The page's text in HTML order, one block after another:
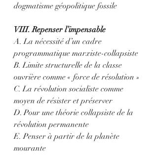
dogmatisme géopolitique fossile
VIII. Repenser l’impensable
A. La nécessité d’un cadre
programmatique marxiste-collapsiste
B. Limite structurelle de la classe
ouvrière comme « force de résolution »
C. La révolution socialiste comme
moyen de résister et préserver
D. Pour une théorie collapsiste de la
révolution permanente
E. Penser à partir de la planète
mourante